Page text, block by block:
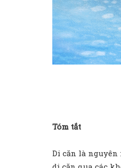
Tóm tắt
Di căn là